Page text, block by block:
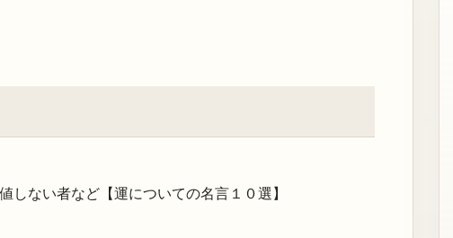
しない者など【運についての名言１０選】